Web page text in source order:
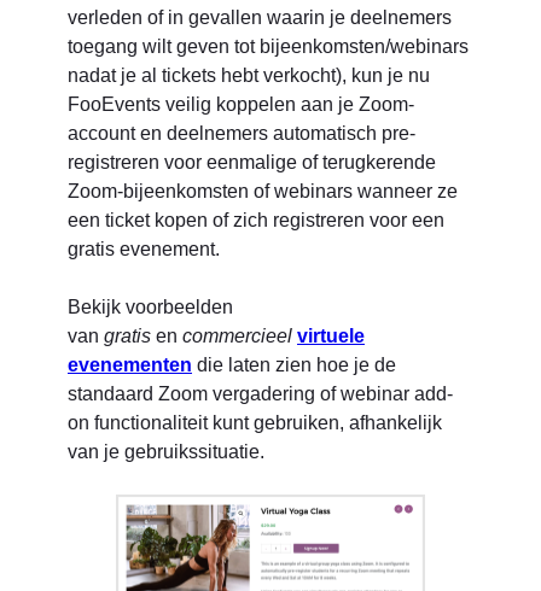
verleden of in gevallen waarin je deelnemers
toegang wilt geven tot bijeenkomsten/webinars
nadat je al tickets hebt verkocht), kun je nu
FooEvents veilig koppelen aan je Zoom-
account en deelnemers automatisch pre-
registreren voor eenmalige of terugkerende
Zoom-bijeenkomsten of webinars wanneer ze
een ticket kopen of zich registreren voor een
gratis evenement.
Bekijk voorbeelden
van gratis en commercieel virtuele
evenementen die laten zien hoe je de
standaard Zoom vergadering of webinar add-
on functionaliteit kunt gebruiken, afhankelijk
van je gebruikssituatie.